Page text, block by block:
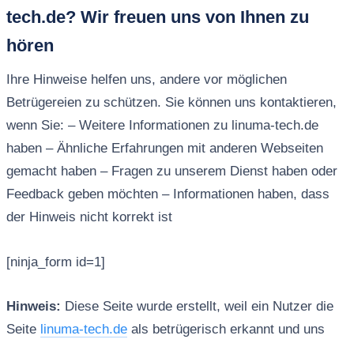
tech.de? Wir freuen uns von Ihnen zu
hören
Ihre Hinweise helfen uns, andere vor möglichen
Betrügereien zu schützen. Sie können uns kontaktieren,
wenn Sie: – Weitere Informationen zu linuma-tech.de
haben – Ähnliche Erfahrungen mit anderen Webseiten
gemacht haben – Fragen zu unserem Dienst haben oder
Feedback geben möchten – Informationen haben, dass
der Hinweis nicht korrekt ist
[ninja_form id=1]
Hinweis: Diese Seite wurde erstellt, weil ein Nutzer die
Seite linuma-tech.deals betrügerisch erkannt und uns